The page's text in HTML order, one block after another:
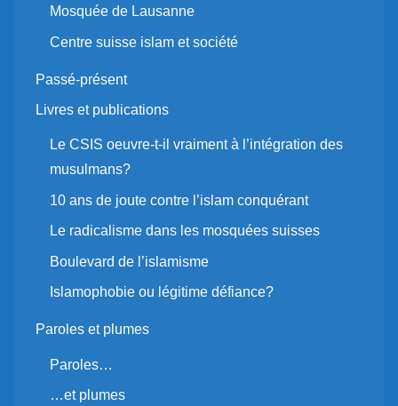
Mosquée de Lausanne
Centre suisse islam et société
Passé-présent
Livres et publications
Le CSIS oeuvre-t-il vraiment à l’intégration des
musulmans?
10 ans de joute contre l’islam conquérant
Le radicalisme dans les mosquées suisses
Boulevard de l’islamisme
Islamophobie ou légitime défiance?
Paroles et plumes
Paroles…
…et plumes